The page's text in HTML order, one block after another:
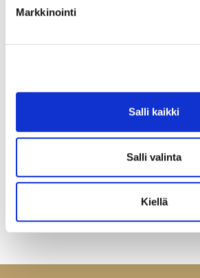
Markkinointi
Salli kaikki
Salli valinta
Kiellä